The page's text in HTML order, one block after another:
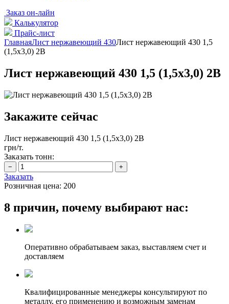
Заказ он-лайн
Калькулятор
Прайс-лист
ГлавнаяЛист нержавеющий 430Лист нержавеющий 430 1,5
(1,5х3,0) 2B
Лист нержавеющий 430 1,5 (1,5х3,0) 2B
Закажите сейчас
Лист нержавеющий 430 1,5 (1,5х3,0) 2B
грн/т.
Заказать тонн:
Заказать
Розничная цена: 200
8 причин, почему выбирают нас:
Оперативно обрабатываем заказ, выставляем счет и
доставляем
Квалифицированные менеджеры консультируют по
металлу, его применению и возможным заменам